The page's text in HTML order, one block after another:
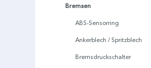
Bremsen
ABS-Sensorring
Ankerblech / Spritzblech
Bremsdruckschalter